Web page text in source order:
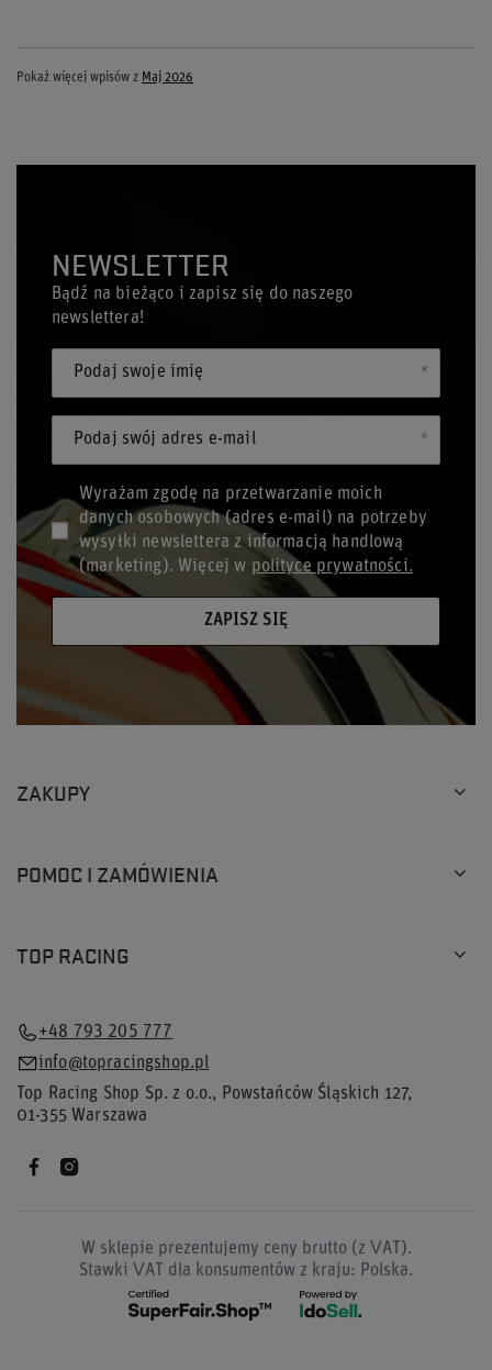
Pokaż więcej wpisów z Maj 2026
NEWSLETTER
Bądź na bieżąco i zapisz się do naszego
newslettera!
Podaj swoje imię
Podaj swój adres e-mail
Wyrażam zgodę na przetwarzanie moich
danych osobowych (adres e-mail) na potrzeby
wysyłki newslettera z informacją handlową
(marketing). Więcej w polityce prywatności.
ZAPISZ SIĘ
ZAKUPY
POMOC I ZAMÓWIENIA
TOP RACING
+48 793 205 777
info@topracingshop.pl
Top Racing Shop Sp. z o.o., Powstańców Śląskich 127,
01-355Warszawa
W sklepie prezentujemy ceny brutto (z VAT).
Stawki VAT dla konsumentów z kraju: Polska.